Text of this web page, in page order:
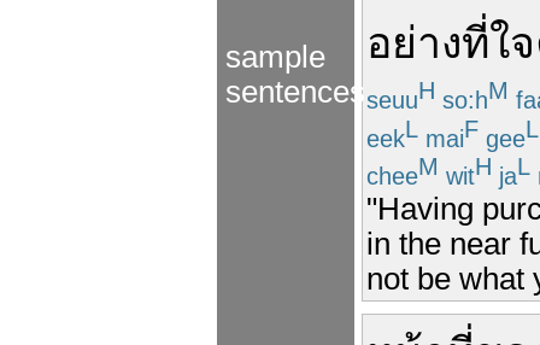
sample
sentences
อย่างที่ใจ
seuuH so:hM
eekL maiF geeL
cheeM witH jaL
"Having
in the near
not be what